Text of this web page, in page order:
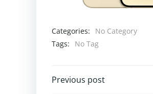
Categories:
No Category
Tags:
No Tag
Navigazione
Previous post